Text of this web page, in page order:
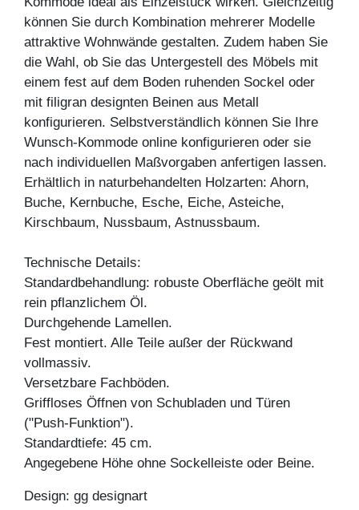
können Sie durch Kombination mehrerer Modelle
attraktive Wohnwände gestalten. Zudem haben Sie
die Wahl, ob Sie das Untergestell des Möbels mit
einem fest auf dem Boden ruhenden Sockel oder
mit filigran designten Beinen aus Metall
konfigurieren. Selbstverständlich können Sie Ihre
Wunsch-Kommode online konfigurieren oder sie
nach individuellen Maßvorgaben anfertigen lassen.
Erhältlich in naturbehandelten Holzarten: Ahorn,
Buche, Kernbuche, Esche, Eiche, Asteiche,
Kirschbaum, Nussbaum, Astnussbaum.
Technische Details:
Standardbehandlung: robuste Oberfläche geölt mit
rein pflanzlichem Öl.
Durchgehende Lamellen.
Fest montiert. Alle Teile außer der Rückwand
vollmassiv.
Versetzbare Fachböden.
Griffloses Öffnen von Schubladen und Türen
("Push-Funktion").
Standardtiefe: 45 cm.
Angegebene Höhe ohne Sockelleiste oder Beine.
Design: gg designart